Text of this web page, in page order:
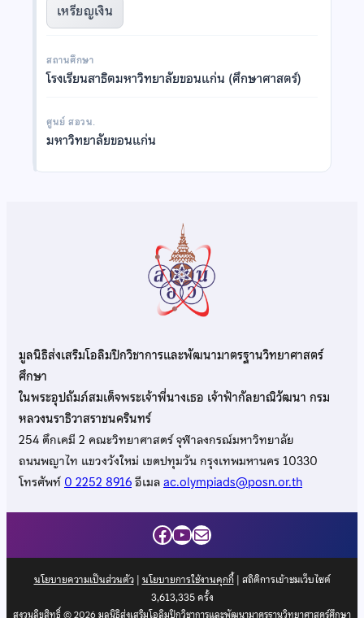
เหรียญเงิน
สถานศึกษา
โรงเรียนสาธิตมหาวิทยาลัยขอนแก่น (ศึกษาศาสตร์)
ศูนย์ สอวน.
มหาวิทยาลัยขอนแก่น
มูลนิธิส่งเสริมโอลิมปิกวิชาการและพัฒนามาตรฐานวิทยาศาสตร์
ศึกษา
ในพระอุปถัมภ์สมเด็จพระเจ้าพี่นางเธอ เจ้าฟ้ากัลยาณิวัฒนา กรม
หลวงนราธิวาสราชนครินทร์
254 ตึกเคมี 2 คณะวิทยาศาสตร์ จุฬาลงกรณ์มหาวิทยาลัย
ถนนพญาไท แขวงวังใหม่ เขตปทุมวัน กรุงเทพมหานคร 10330
โทรศัพท์0 2252 8916อีเมลac.olympiads@posn.or.th
Facebook
YouTube
Mail
นโยบายความเป็นส่วนตัว| นโยบายการใช้งานคุกกี้| สถิติการเข้าชมเว็บไซต์
3,613,335ครั้ง
สงวนลิขสิทธิ์ © 2026 มูลนิธิส่งเสริมโอลิมปิกวิชาการและพัฒนามาตรฐานวิทยาศาสตร์ศึกษา